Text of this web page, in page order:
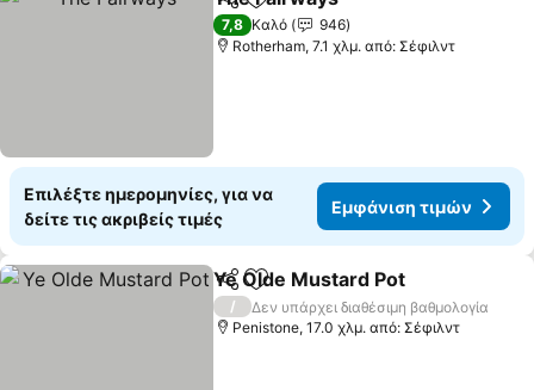
Κοινοποίηση
Προσθήκη στα αγαπημένα
7,8 Καλό
946
Rotherham, 7.1 χλμ. από: Σέφιλντ
Επιλέξτε ημερομηνίες, για να
δείτε τις ακριβείς τιμές
Εμφάνιση τιμών
Κοινοποίηση
Προσθήκη στα αγαπημένα
Ye Olde Mustard Pot
/
Δεν υπάρχει διαθέσιμη βαθμολογία
Penistone, 17.0 χλμ. από: Σέφιλντ